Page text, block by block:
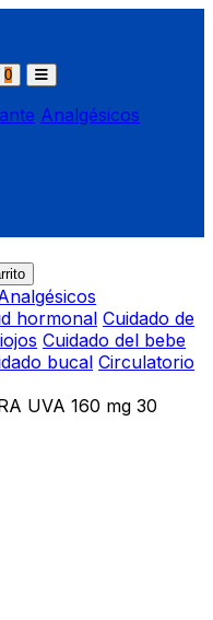
0
Analgésicos
hormonal Cuidado de
Cuidado del bebe
bucal Circulatorio
UVA 160 mg 30